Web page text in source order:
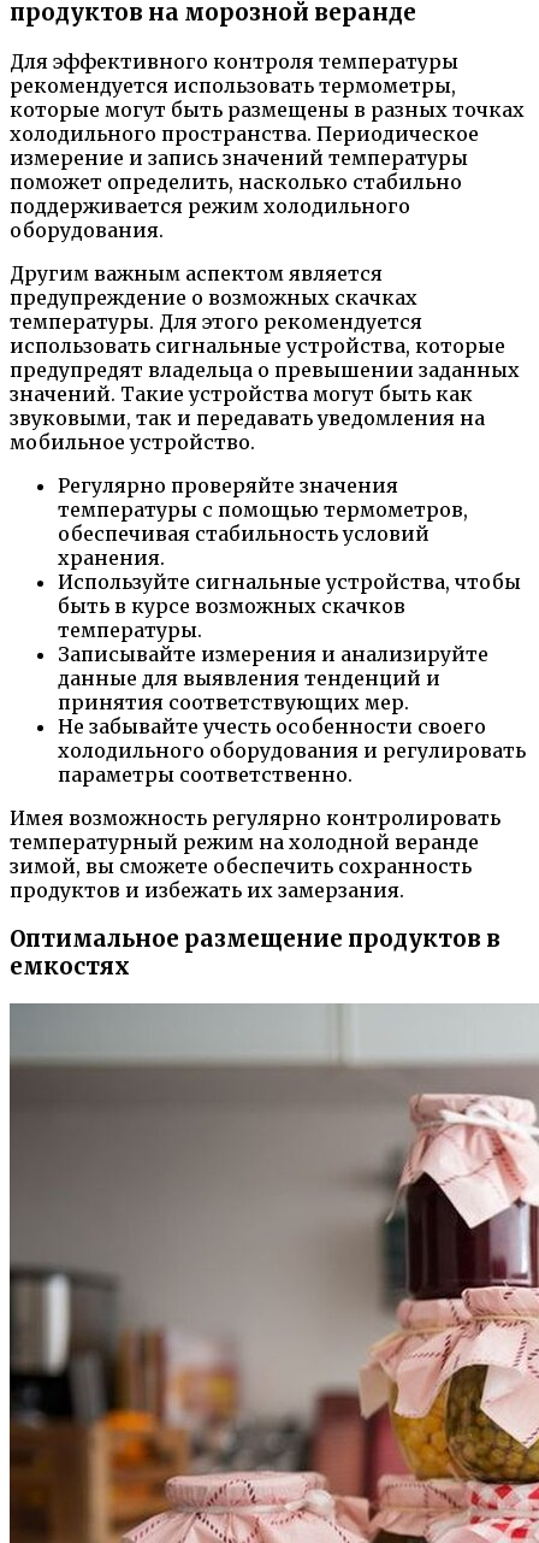
продуктов на морозной веранде
Для эффективного контроля температуры
рекомендуется использовать термометры,
которые могут быть размещены в разных точках
холодильного пространства. Периодическое
измерение и запись значений температуры
поможет определить, насколько стабильно
поддерживается режим холодильного
оборудования.
Другим важным аспектом является
предупреждение о возможных скачках
температуры. Для этого рекомендуется
использовать сигнальные устройства, которые
предупредят владельца о превышении заданных
значений. Такие устройства могут быть как
звуковыми, так и передавать уведомления на
мобильное устройство.
Регулярно проверяйте значения
температуры с помощью термометров,
обеспечивая стабильность условий
хранения.
Используйте сигнальные устройства, чтобы
быть в курсе возможных скачков
температуры.
Записывайте измерения и анализируйте
данные для выявления тенденций и
принятия соответствующих мер.
Не забывайте учесть особенности своего
холодильного оборудования и регулировать
параметры соответственно.
Имея возможность регулярно контролировать
температурный режим на холодной веранде
зимой, вы сможете обеспечить сохранность
продуктов и избежать их замерзания.
Оптимальное размещение продуктов в
емкостях